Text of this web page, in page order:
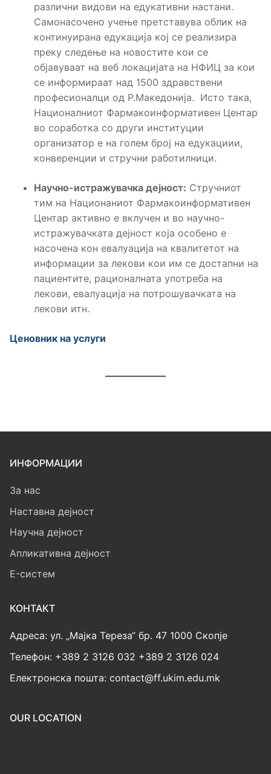
различни видови на едукативни настани.
Самонасочено учење претставува облик на
континуирана едукација кој се реализира
преку следење на новостите кои се
објавуваат на веб локацијата на НФИЦ за кои
се информираат над 1500 здравствени
професионалци од Р.Македонија. Исто така,
Националниот Фармакоинформативен Центар
во соработка со други институции
организатор е на голем број на едукациии,
конверенции и стручни работилници.
Научно-истражувачка дејност: Стручниот
тим на Национаниот Фармакоинформативен
Центар активно е вклучен и во научно-
истражувачката дејност која особено е
насочена кон евалуација на квалитетот на
информации за лекови кои им се достапни на
пациентите, рационалната употреба на
лекови, евалуација на потрошувачката на
лекови итн.
Ценовник на услуги
ИНФОРМАЦИИ
За нас
Наставна дејност
Научна дејност
Апликативна дејност
E-систем
КОНТАКТ
Адреса: ул. „Мајка Тереза“ бр. 47 1000 Скопје
Телефон: +389 2 3126 032 +389 2 3126 024
Електронска пошта: contact@ff.ukim.edu.mk
OUR LOCATION